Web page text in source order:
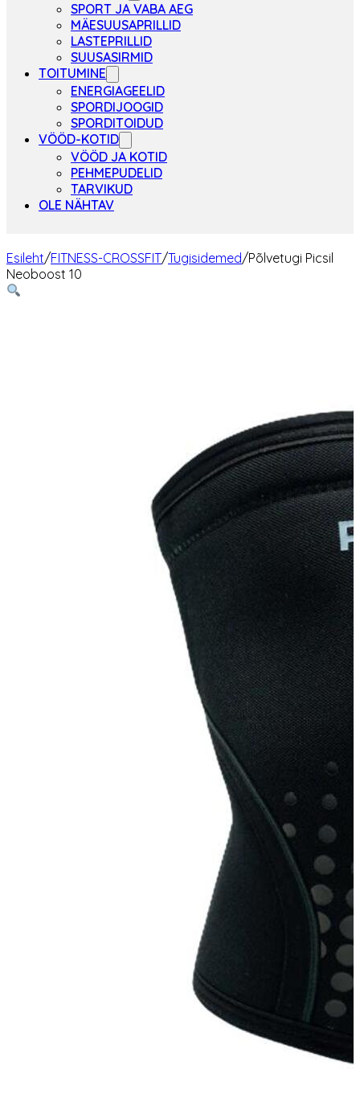
SPORT JA VABA AEG
MÄESUUSAPRILLID
LASTEPRILLID
SUUSASIRMID
TOITUMINE
ENERGIAGEELID
SPORDIJOOGID
SPORDITOIDUD
VÖÖD-KOTID
VÖÖD JA KOTID
PEHMEPUDELID
TARVIKUD
OLE NÄHTAV
Esileht/FITNESS-CROSSFIT/Tugisidemed/Põlvetugi Picsil
Neoboost 10